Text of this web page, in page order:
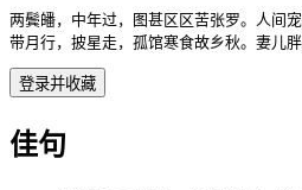
两鬓皤，中年过，图甚区区苦张罗。人间
带月行，披星走，孤馆寒食故乡秋。妻儿
登录并收藏
佳句